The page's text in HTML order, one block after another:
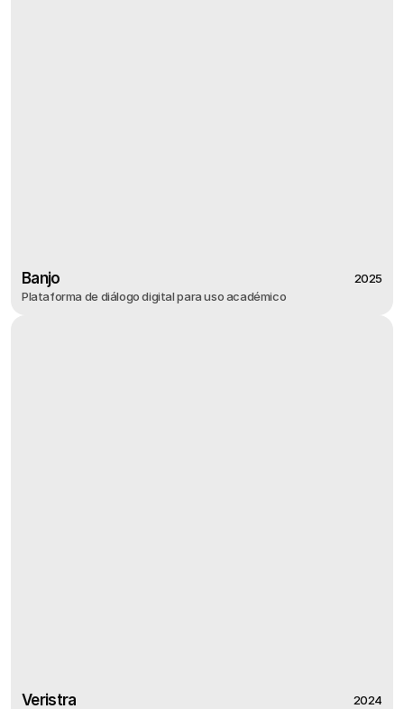
Banjo
Banjo
2025
Plataforma de diálogo digital para uso académico
Veristra
2024